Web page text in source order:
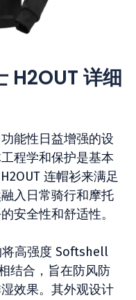
H2OUT 详细
能性日益增强的设
程学和保护是基本
连帽衫来满足
入日常骑行和摩托
安全性和舒适性。
将高强度 Softshell
结合，旨在防风防
效果。其外观设计